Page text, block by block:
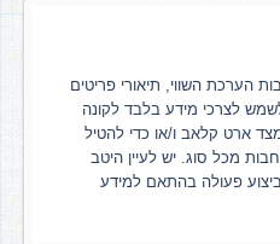
הערכת השווי, תיאורי פריטים
לצרכי מידע בלבד לקונה
ארט קלאב ו/או כדי להטיל
מכל סוג. יש לעיין היטב
פעולה בהתאם למידע